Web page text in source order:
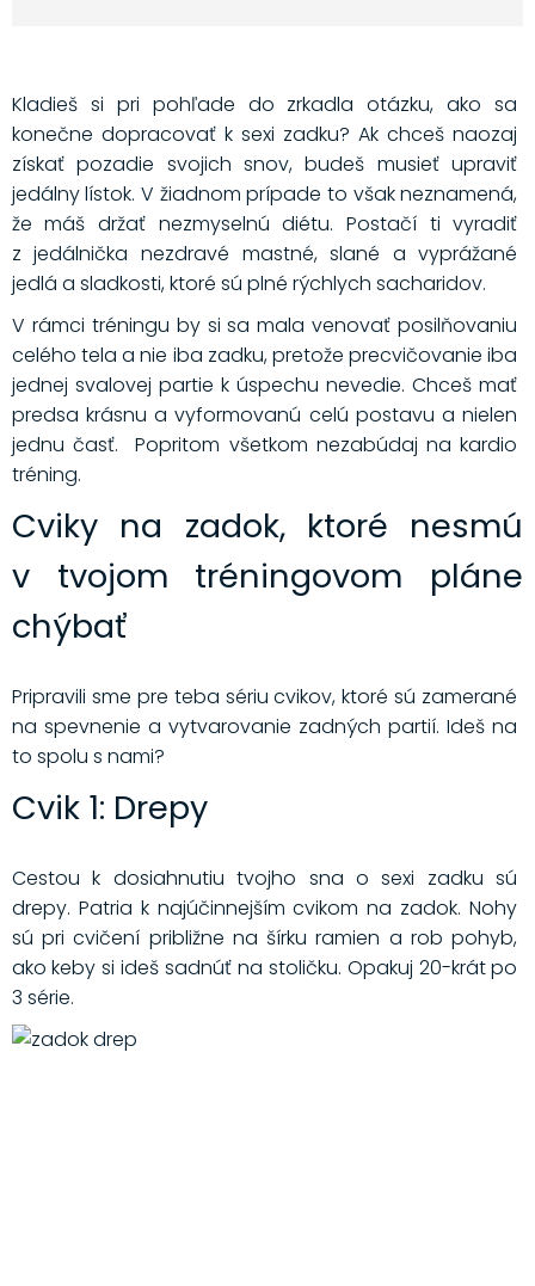
Kladieš si pri pohľade do zrkadla otázku, ako sa
konečne dopracovať k sexi zadku? Ak chceš naozaj
získať pozadie svojich snov, budeš musieť upraviť
jedálny lístok. V žiadnom prípade to však neznamená,
že máš držať nezmyselnú diétu. Postačí ti vyradiť
z jedálnička nezdravé mastné, slané a vyprážané
jedlá a sladkosti, ktoré sú plné rýchlych sacharidov.
V rámci tréningu by si sa mala venovať posilňovaniu
celého tela a nie iba zadku, pretože precvičovanie iba
jednej svalovej partie k úspechu nevedie. Chceš mať
predsa krásnu a vyformovanú celú postavu a nielen
jednu časť. Popritom všetkom nezabúdaj na kardio
tréning.
Cviky na zadok, ktoré nesmú
v tvojom tréningovom pláne
chýbať
Pripravili sme pre teba sériu cvikov, ktoré sú zamerané
na spevnenie a vytvarovanie zadných partií. Ideš na
to spolu s nami?
Cvik 1: Drepy
Cestou k dosiahnutiu tvojho sna o sexi zadku sú
drepy. Patria k najúčinnejším cvikom na zadok. Nohy
sú pri cvičení približne na šírku ramien a rob pohyb,
ako keby si ideš sadnúť na stoličku. Opakuj 20-krát po
3 série.